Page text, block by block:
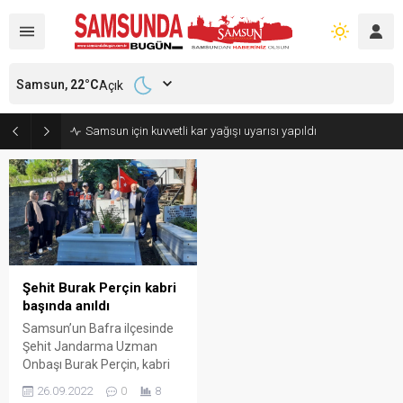
Samsun için kuvvetli kar yağışı uyarısı yapıldı
Samsun, 22°CAçık
Şehit Burak Perçin kabri
başında anıldı
Samsun’un Bafra ilçesinde
Şehit Jandarma Uzman
Onbaşı Burak Perçin, kabri
Şırnak-Van karayolunda
26.09.2022 0 8